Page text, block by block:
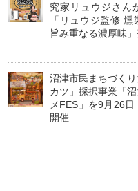
究家リュウジさん
「リュウジ監修
旨み重なる濃厚味
沼津市民まちづく
カツ」採択事業「
メFES」を9月26
開催